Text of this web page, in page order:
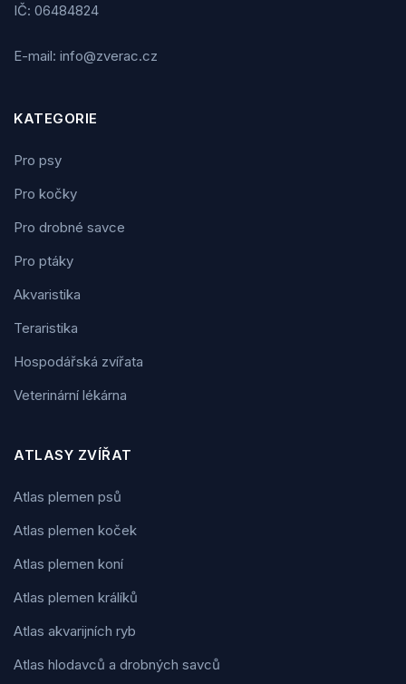
IČ: 06484824
E-mail: info@zverac.cz
KATEGORIE
Pro psy
Pro kočky
Pro drobné savce
Pro ptáky
Akvaristika
Teraristika
Hospodářská zvířata
Veterinární lékárna
ATLASY ZVÍŘAT
Atlas plemen psů
Atlas plemen koček
Atlas plemen koní
Atlas plemen králíků
Atlas akvarijních ryb
Atlas hlodavců a drobných savců